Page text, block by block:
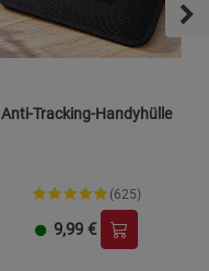
Anti-Tracking-Handyhülle
(625)
9,99 €